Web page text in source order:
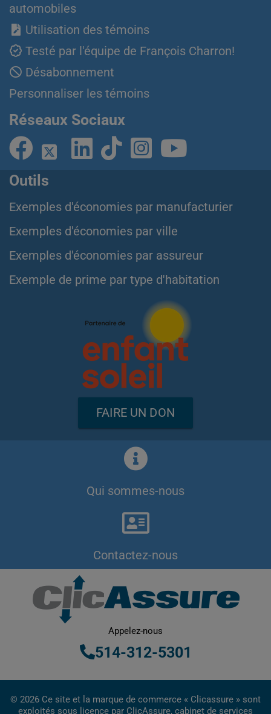
automobiles
Utilisation des témoins
Testé par l'équipe de François Charron!
Désabonnement
Personnaliser les témoins
Réseaux Sociaux
Outils
Exemples d'économies par manufacturier
Exemples d'économies par ville
Exemples d'économies par assureur
Exemple de prime par type d'habitation
FAIRE UN DON
Qui sommes-nous
Contactez-nous
Appelez-nous
514-312-5301
© 2026 Ce site et la marque de commerce « Clicassure » sont
exploités sous licence par ClicAssure, cabinet de services